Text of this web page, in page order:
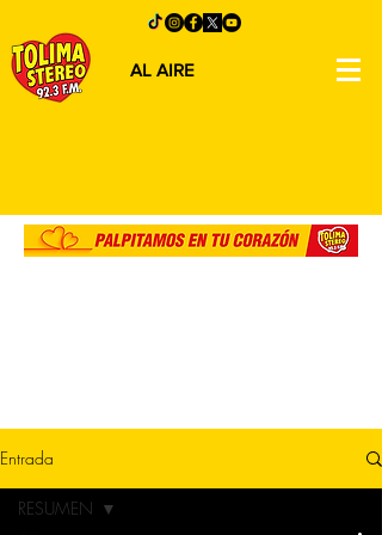
AL AIRE
Entrada
RESUMEN